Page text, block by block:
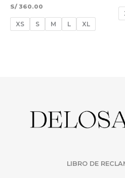
S/ 360.00
XS S M L XL
LIBRO DE